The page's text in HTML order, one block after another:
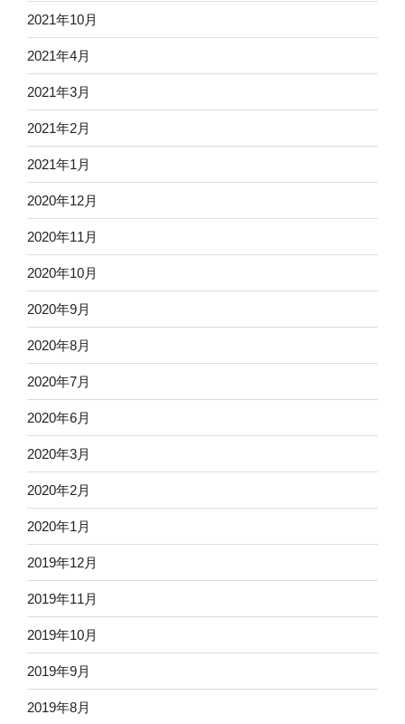
2021年10月
2021年4月
2021年3月
2021年2月
2021年1月
2020年12月
2020年11月
2020年10月
2020年9月
2020年8月
2020年7月
2020年6月
2020年3月
2020年2月
2020年1月
2019年12月
2019年11月
2019年10月
2019年9月
2019年8月